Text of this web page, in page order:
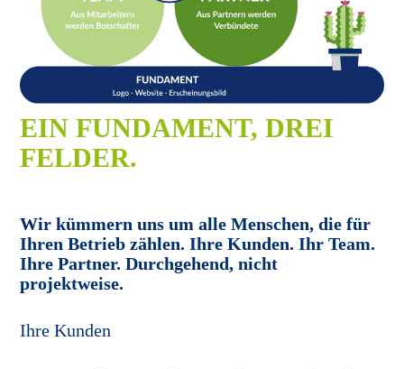
EIN FUNDAMENT, DREI
FELDER.
Wir kümmern uns um alle Menschen, die für
Ihren Betrieb zählen. Ihre Kunden. Ihr Team.
Ihre Partner. Durchgehend, nicht
projektweise.
Ihre Kunden